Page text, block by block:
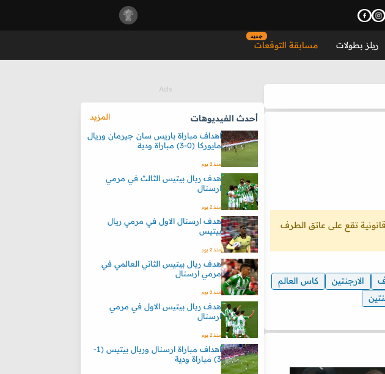
ريلز بطولات مسابقة التوقعات
جديد
تقع على عاتق الطرف
الارجنتين
كاس العالم
أحدث الفيديوهات
المزيد
اهداف مباراة باريس سان جيرمان وريال
مايوركا (0-3) مباراة ودية
منذ 2 يوم
هدف ريال بيتيس الثالث في مرمي
ارسنال
منذ 2 يوم
هدف ارسنال الاول في مرمي ريال
بيتيس
منذ 2 يوم
هدف ريال بيتيس الثاني العالمي في
مرمي ارسنال
منذ 2 يوم
هدف ريال بيتيس الاول في مرمي
ارسنال
منذ 2 يوم
اهداف مباراة ارسنال وريال بيتيس (1-
3) مباراة ودية